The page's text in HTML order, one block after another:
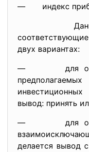
— индекс
Данные
двух вариантах:
— для
вывод: принять
— для
делается вывод